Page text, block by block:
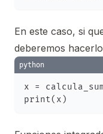
En este caso, si
deberemos
python
x =